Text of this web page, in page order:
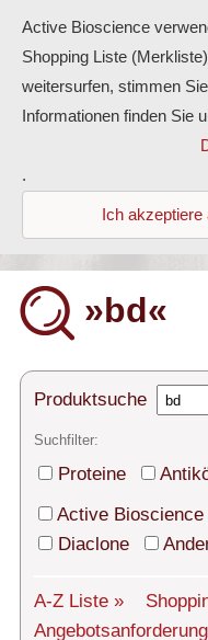
Antikörper
ELISA-Kits
Diaclone Produkte
Home
Produkte
Kontakt
Versand
Über uns
»bd«
Produktsuche
Suchfilter:
Proteine
Active Bioscience
Diaclone
A-Z Liste »
Active Bioscience
Shopping Liste
weitersurfen, stimmen
Informationen finden Sie
.
Ich